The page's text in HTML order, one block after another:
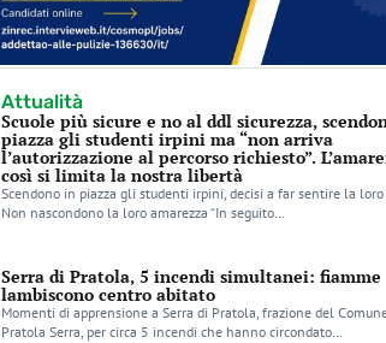
Attualità
Scuole più sicure e no al ddl sicurezza,
piazza gli studenti irpini ma “non arriva
l’autorizzazione al percorso richiesto”.
così si limita la nostra libertà
Scendono in piazza gli studenti irpini, decisi a far sentire la loro
Non nascondono la loro amarezza “In seguito…
Serra di Pratola, 5 incendi simultanei: fiamme
lambiscono centro abitato
Momenti di apprensione a Serra di Pratola, frazione del
Pratola Serra, per circa 5 incendi che hanno circondato…